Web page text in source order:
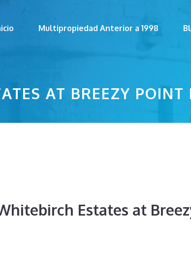
Multipropiedad Anterior a 1998
AT BREEZY POINT
Estates at